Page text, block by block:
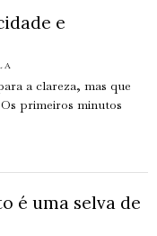
e
a clareza, mas que
primeiros minutos
é uma selva de